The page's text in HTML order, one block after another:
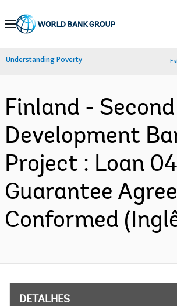
Skip
Navigation
Understanding Poverty
Finland - Second
Development
Project : Loan
Guarantee
Conformed
DETALHES